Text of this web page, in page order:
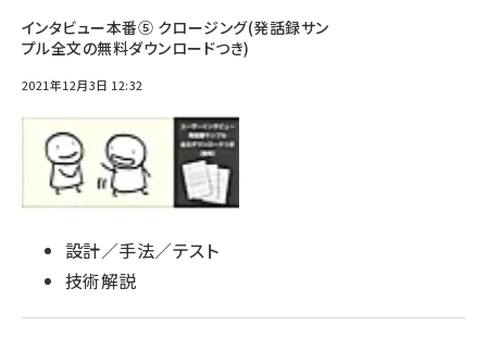
インタビュー本番⑤ クロージング(発話録サン
プル全文の無料ダウンロードつき)
2021年12月3日 12:32
設計／手法／テスト
技術解説